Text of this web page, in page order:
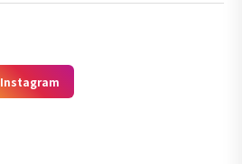
Instagram